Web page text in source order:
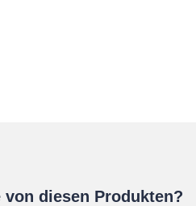
von diesen Produkten?